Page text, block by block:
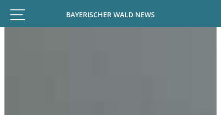
BAYERISCHER WALD NEWS